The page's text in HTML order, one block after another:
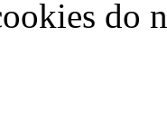
do